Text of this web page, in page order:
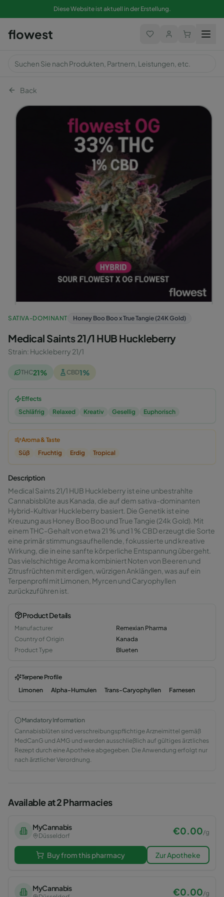
Diese Website ist aktuell in der Erstellung.
flowest
Back
SATIVA-DOMINANT Honey Boo Boo x True Tangie (24K Gold)
Medical Saints 21/1 HUB Huckleberry
Strain: Huckleberry 21/1
THC21% CBD1%
Effects
Schläfrig
Relaxed Kreativ Gesellig Euphorisch
Aroma & Taste
Süß
Fruchtig Erdig Tropical
Description
Medical Saints 21/1 HUB Huckleberry ist eine unbestrahlte
Cannabisblüte aus Kanada, die auf dem sativa-dominanten
Hybrid-Kultivar Huckleberry basiert. Die Genetik ist eine
Kreuzung aus Honey Boo Boo und True Tangie (24k Gold). Mit
einem THC-Gehalt von etwa 21 % und 1 % CBD erzeugt die Sorte
eine primär stimmungsaufhellende, fokussierte und kreative
Wirkung, die in eine sanfte körperliche Entspannung übergeht.
Das vielschichtige Aroma kombiniert Noten von Beeren und
Zitrusfrüchten mit erdigen, würzigen Anklängen, was auf ein
Terpenprofil mit Limonen, Myrcen und Caryophyllen
zurückzuführen ist.
Product Details
Manufacturer
Remexian Pharma
Country of Origin
Kanada
Product Type
Blueten
Terpene Profile
Limonen
Alpha-Humulen Trans-Caryophyllen Farnesen
Mandatory Information
Cannabisblüten sind verschreibungspflichtige Arzneimittel gemäß
MedCanG und AMG und werden ausschließlich auf gültiges ärztliches
Rezept durch eine Apotheke abgegeben. Die Anwendung erfolgt nur
nach ärztlicher Verordnung.
Available at 2 Pharmacies
MyCannabis
Düsseldorf €0.00/g
Buy from this pharmacy Zur Apotheke
MyCannabis €0.00/g